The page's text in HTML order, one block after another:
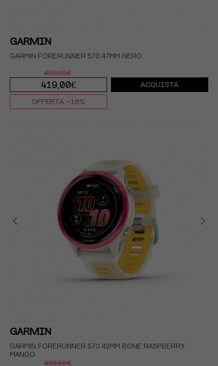
GARMIN
GARMIN FORERUNNER 570 47MM NERO
499,99€
419,00€ ACQUISTA
OFFERTA -16%
GARMIN
GARMIN FORERUNNER 570 42MM BONE RASPBERRY
MANGO
499,99€